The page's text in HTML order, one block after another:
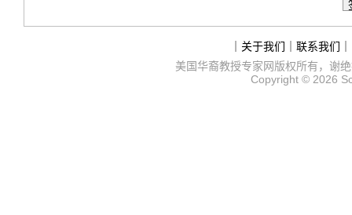
关于我们 联系我们
美国华裔教授专家网版权所有，谢
Copyright © 2026